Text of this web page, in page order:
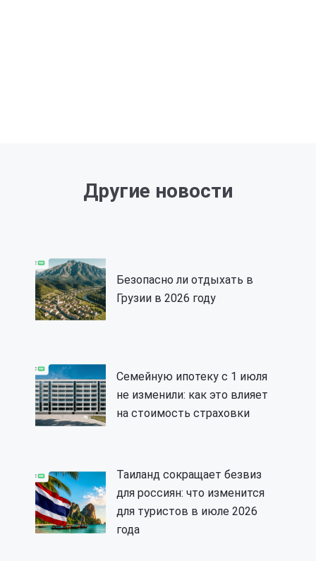
Другие новости
Безопасно ли отдыхать в
Грузии в 2026 году
Семейную ипотеку с 1 июля
не изменили: как это влияет
на стоимость страховки
Таиланд сокращает безвиз
для россиян: что изменится
для туристов в июле 2026
года